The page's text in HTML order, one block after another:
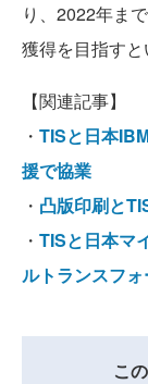
り、2022年ま
獲得を目指すと
【関連記事】
・ TISと日本
援で協業
・ 凸版印刷と
・ TISと日本マ
ルトランスフ
こ